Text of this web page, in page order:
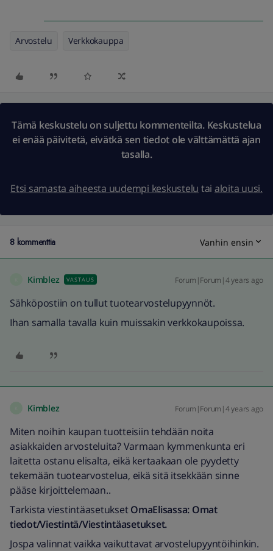
Arvostelu Verkkokauppa
Tämä keskustelu on suljettu kommenteilta. Keskustelua
ei enää päivitetä, eivätkä sen tiedot ole välttämättä ajan
tasalla.
Etsi samasta aiheesta uudempi keskustelu tai aloita uusi.
8 kommenttia Vanhin ensin
Kimblez VASTAUS Forum|Forum|4 years ago
Sähköpostiin on tullut tuotearvostelupyynnöt.
Ihan samalla tavalla kuin muissakin verkkokaupoissa.
Kimblez Forum|Forum|4 years ago
Miten noihin kaupan tuotteisiin tehdään noita
asiakkaiden arvosteluita? Varmaan kymmenkunta eri
laitetta ostanu elisalta, eikä kertaakaan ole pyydetty
tekemään tuotearvostelua, eikä sitä itsekkään sinne
pääse kirjoittelemaan..
Tarkista viestintäasetuksetOmaElisassa: Omat
tiedot/Viestintä/Viestintäasetukset.
Jospa valinnat vaikka vaikuttavat arvostelupyyntöihinkin.